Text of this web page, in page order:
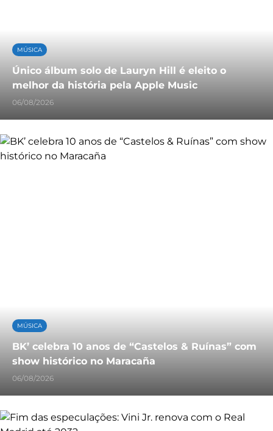
MÚSICA
Único álbum solo de Lauryn Hill é eleito o
melhor da história pela Apple Music
06/08/2026
MÚSICA
BK’ celebra 10 anos de “Castelos & Ruínas” com
show histórico no Maracaña
06/08/2026